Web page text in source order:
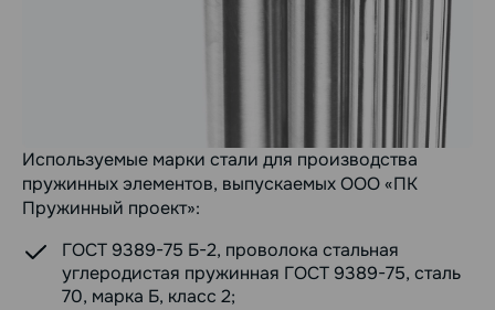
Используемые марки стали для производства
пружинных элементов, выпускаемых ООО «ПК
Пружинный проект»:
ГОСТ 9389-75 Б-2, проволока стальная
углеродистая пружинная ГОСТ 9389-75, сталь
70, марка Б, класс 2;